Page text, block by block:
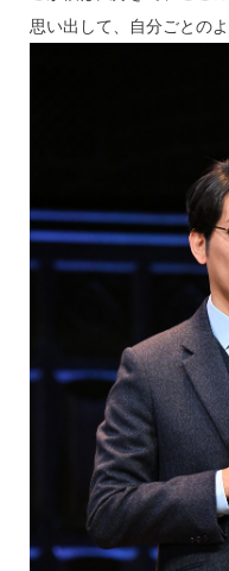
思い出して、自分ごとの